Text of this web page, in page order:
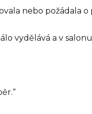
nebo požádala o
vydělává a v